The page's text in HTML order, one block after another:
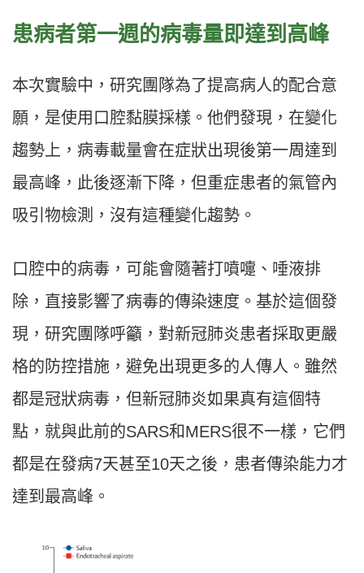
患病者第一週的病毒量即達到高峰
本次實驗中，研究團隊為了提高病人的配合意
願，是使用口腔黏膜採樣。他們發現，在變化
趨勢上，病毒載量會在症狀出現後第一周達到
最高峰，此後逐漸下降，但重症患者的氣管內
吸引物檢測，沒有這種變化趨勢。
口腔中的病毒，可能會隨著打噴嚏、唾液排
除，直接影響了病毒的傳染速度。基於這個發
現，研究團隊呼籲，對新冠肺炎患者採取更嚴
格的防控措施，避免出現更多的人傳人。雖然
都是冠狀病毒，但新冠肺炎如果真有這個特
點，就與此前的SARS和MERS很不一樣，它們
都是在發病7天甚至10天之後，患者傳染能力才
達到最高峰。